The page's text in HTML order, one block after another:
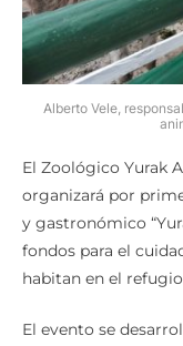
Alberto Vele,
El Zoológico Yurak
organizará por
y gastronómico
fondos para el
habitan en el
El evento se